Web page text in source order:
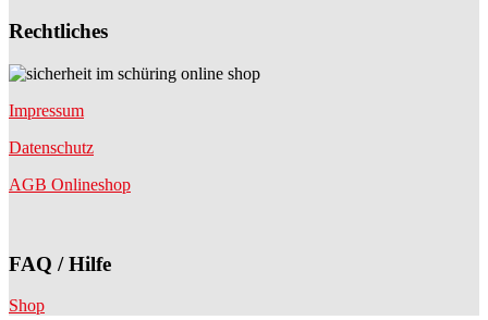
Rechtliches
Impressum
Datenschutz
AGB Onlineshop
FAQ / Hilfe
Shop